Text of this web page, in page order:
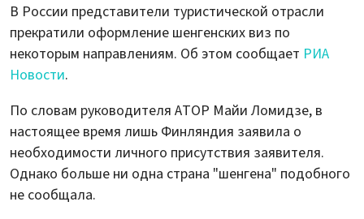
В России представители туристической отрасли
прекратили оформление шенгенских виз по
некоторым направлениям. Об этом сообщает РИА
Новости.
По словам руководителя АТОР Майи Ломидзе, в
настоящее время лишь Финляндия заявила о
необходимости личного присутствия заявителя.
Однако больше ни одна страна "шенгена" подобного
не сообщала.